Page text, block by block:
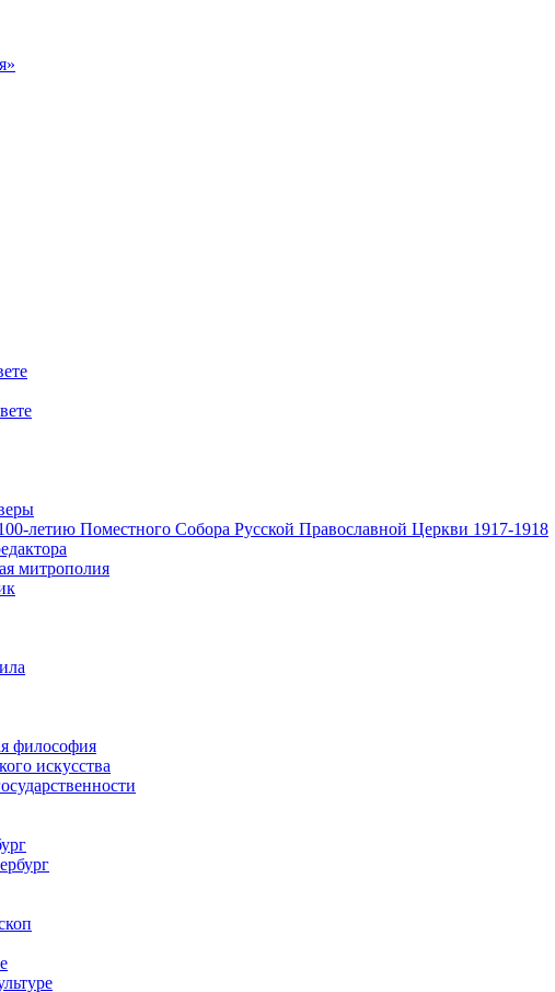
летию Поместного Собора Русской Православной Церкви 1917-1918
митрополия
философия
искусства